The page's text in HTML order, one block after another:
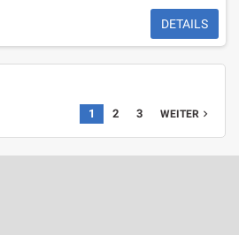
DETAILS
1 2 3 WEITER 